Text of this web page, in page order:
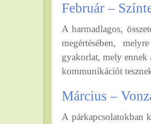
Február –
A harmadlagos,
megértésében,
gyakorlat, mely ennek
kommunikációt
Március –
A párkapcsolatokban